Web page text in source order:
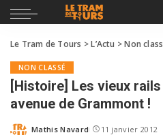
Le Tram de Tours >L’Actu >Non
NON CLASSÉ
[Histoire] Les vieux
avenue de Grammont !
Mathis Navard 11 janvier 2012